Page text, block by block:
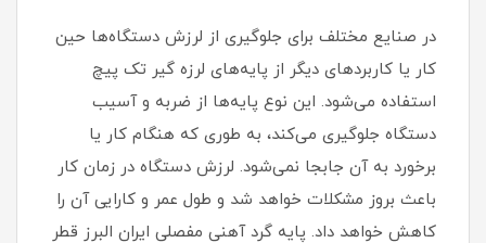
در صنایع مختلف برای جلوگیری از لرزش دستگاه‌ها حین
کار یا کاربردهای دیگر از پایه‌های لرزه گیر تک پیچ
استفاده می‌شود. این نوع پایه‌ها از ضربه و آسیب
دستگاه جلوگیری می‌کند، به طوری که هنگام کار یا
برخورد به آن جابجا نمی‌شود. لرزش دستگاه در زمان کار
باعث بروز مشکلات خواهد شد و طول عمر و کارایی آن را
کاهش خواهد داد. پایه گرد آهنی مفصلی ایران البرز قطر